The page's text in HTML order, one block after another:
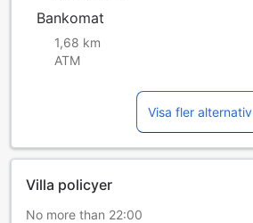
Bankomat
1,68 km
ATM
Visa fler alternativ
Villa policyer
No more than 22:00